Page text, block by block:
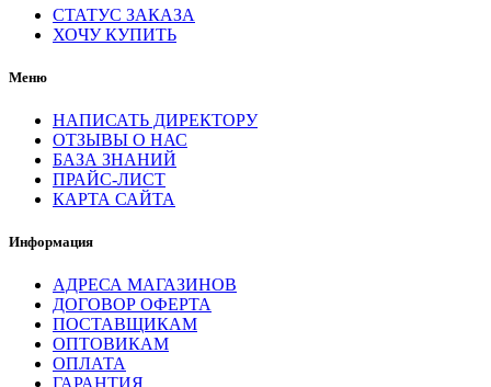
СТАТУС ЗАКАЗА
ХОЧУ КУПИТЬ
Меню
НАПИСАТЬ ДИРЕКТОРУ
ОТЗЫВЫ О НАС
БАЗА ЗНАНИЙ
ПРАЙС-ЛИСТ
КАРТА САЙТА
Информация
АДРЕСА МАГАЗИНОВ
ДОГОВОР ОФЕРТА
ПОСТАВЩИКАМ
ОПТОВИКАМ
ОПЛАТА